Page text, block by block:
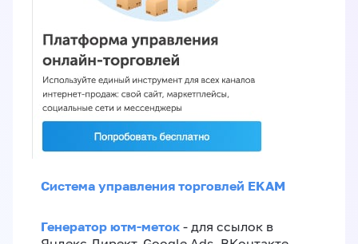
Система управления торговлей EKAM
Генератор ютм-меток - для ссылок в